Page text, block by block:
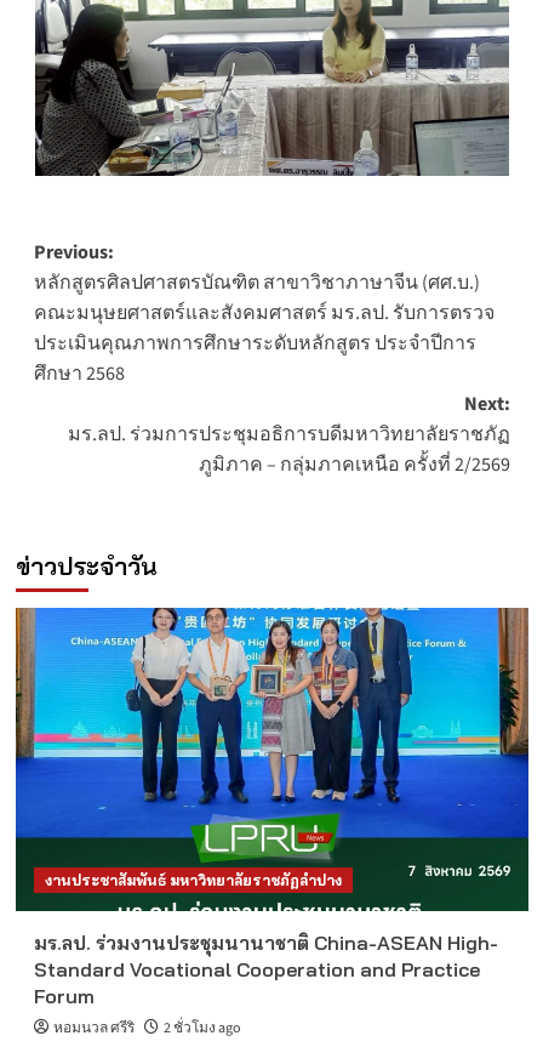
Post
navigation
Previous:
หลักสูตรศิลปศาสตรบัณฑิต สาขาวิชาภาษาจีน (ศศ.บ.)
คณะมนุษยศาสตร์และสังคมศาสตร์ มร.ลป. รับการตรวจ
ประเมินคุณภาพการศึกษาระดับหลักสูตร ประจำปีการ
ศึกษา 2568
Next:
มร.ลป. ร่วมการประชุมอธิการบดีมหาวิทยาลัยราชภัฏ
ภูมิภาค – กลุ่มภาคเหนือ ครั้งที่ 2/2569
ข่าวประจำวัน
งานประชาสัมพันธ์ มหาวิทยาลัยราชภัฏลำปาง
มร.ลป. ร่วมงานประชุมนานาชาติ China-ASEAN High-
Standard Vocational Cooperation and Practice
Forum
หอมนวล ศรีริ 2 ชั่วโมง ago